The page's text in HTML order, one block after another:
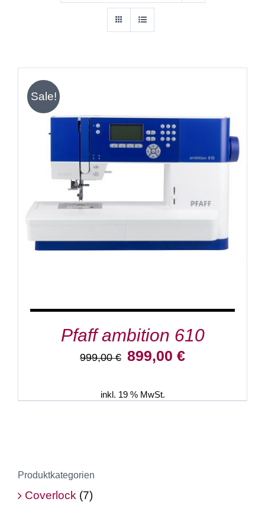
Sale!
IN DEN WARENKORB DETAILS
Pfaff ambition 610
999,00€ Ursprünglicher
999,00 €
899,00 €Aktueller
inkl. 19 % MwSt.
Produktkategorien
Coverlock (7)